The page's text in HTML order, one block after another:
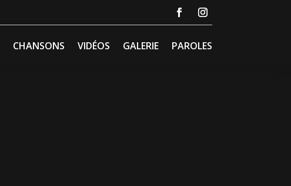
CHANSONS VIDÉOS GALERIE PAROLES